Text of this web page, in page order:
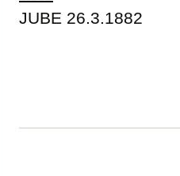
JUBE 26.3.1882